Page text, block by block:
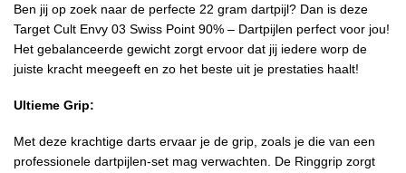
Ben jij op zoek naar de perfecte 22 gram dartpijl? Dan is deze
Target Cult Envy 03 Swiss Point 90% – Dartpijlen perfect voor jou!
Het gebalanceerde gewicht zorgt ervoor dat jij iedere worp de
juiste kracht meegeeft en zo het beste uit je prestaties haalt!
Ultieme Grip:
Met deze krachtige darts ervaar je de grip, zoals je die van een
professionele dartpijlen-set mag verwachten. De Ringgrip zorgt